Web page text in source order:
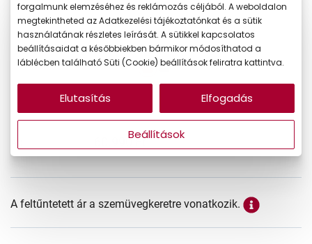
60.990 Ft
A feltűntetett ár a szemüvegkeretre vonatkozik.
forgalmunk elemzéséhez és reklámozás céljából. A weboldalon
megtekintheted az Adatkezelési tájékoztatónkat és a sütik
használatának részletes leírását. A sütikkel kapcsolatos
beállításaidat a későbbiekben bármikor módosíthatod a
láblécben található Süti (Cookie) beállítások feliratra kattintva.
Beállítások
Elutasítás Elfogadás